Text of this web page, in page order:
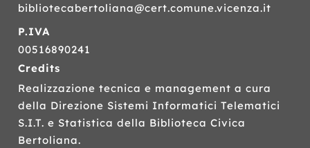
bibliotecabertoliana@cert.comune.vicenza.it
P.IVA
00516890241
Credits
Realizzazione tecnica e management a cura
della Direzione Sistemi Informatici Telematici
S.I.T. e Statistica della Biblioteca Civica
Bertoliana.